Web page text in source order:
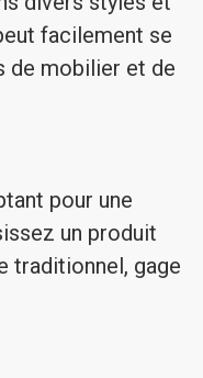
facilement se
de mobilier et de
pour une
un produit
traditionnel, gage